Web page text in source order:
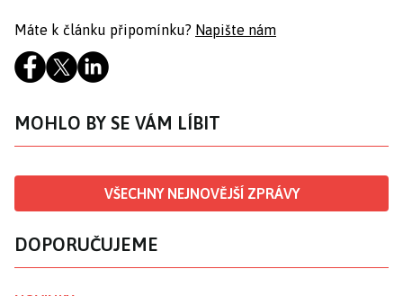
Máte k článku připomínku? Napište nám
MOHLO BY SE VÁM LÍBIT
VŠECHNY NEJNOVĚJŠÍ ZPRÁVY
DOPORUČUJEME